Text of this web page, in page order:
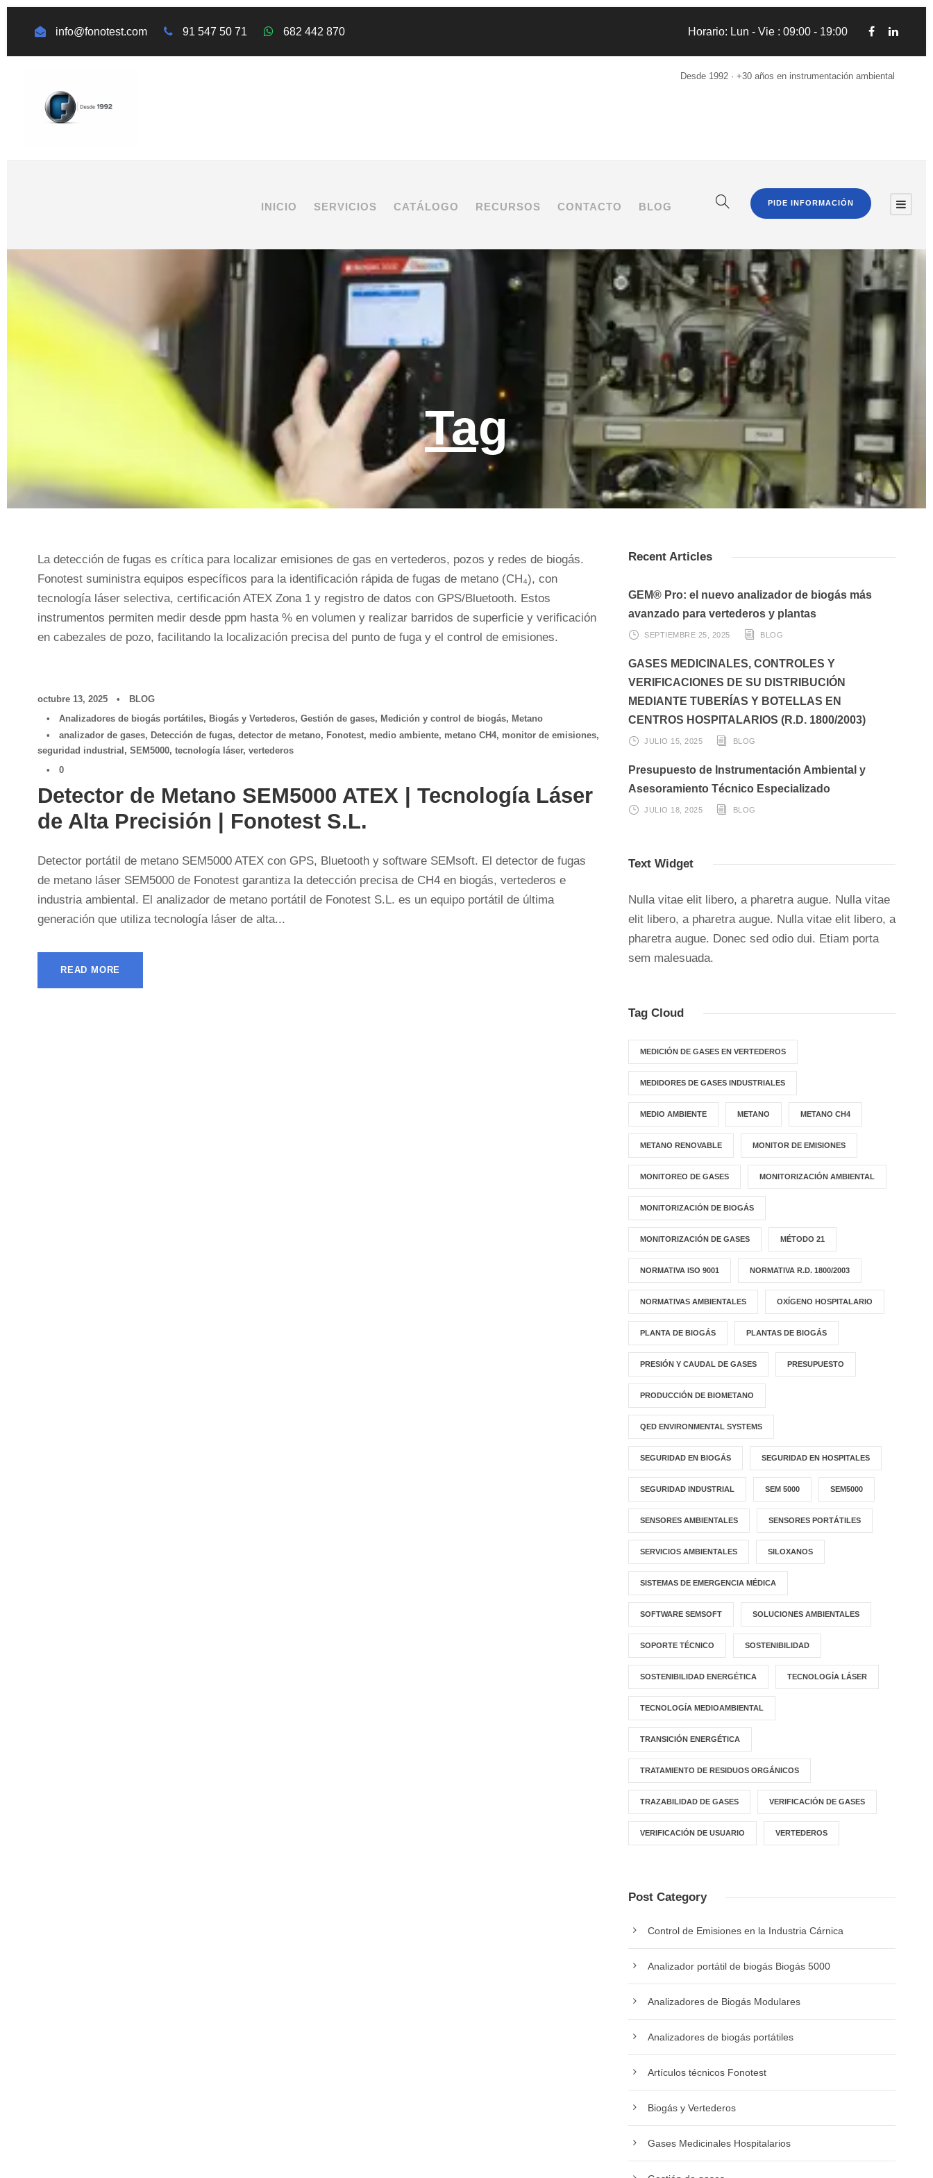
info@fonotest.com 91 547 50 71 682 442 870 Horario: Lun - Vie : 09:00 - 19:00
Desde 1992 · +30 años en instrumentación ambiental
INICIO SERVICIOS CATÁLOGO RECURSOS CONTACTO BLOG PIDE INFORMACIÓN
Tag
La detección de fugas es crítica para localizar emisiones de gas en vertederos, pozos y redes de biogás.
Fonotest suministra equipos específicos para la identificación rápida de fugas de metano (CH₄), con
tecnología láser selectiva, certificación ATEX Zona 1 y registro de datos con GPS/Bluetooth. Estos
instrumentos permiten medir desde ppm hasta % en volumen y realizar barridos de superficie y verificación
en cabezales de pozo, facilitando la localización precisa del punto de fuga y el control de emisiones.
octubre 13, 2025 •
BLOG
•
Analizadores de biogás portátiles, Biogás y Vertederos, Gestión de gases, Medición y control de biogás, Metano
•
analizador de gases, Detección de fugas, detector de metano, Fonotest, medio ambiente, metano CH4, monitor de emisiones,
seguridad industrial , SEM5000, tecnología láser, vertederos
•
0
Detector de Metano SEM5000 ATEX | Tecnología Láser
de Alta Precisión | Fonotest S.L.
Detector portátil de metano SEM5000 ATEX con GPS, Bluetooth y software SEMsoft. El detector de fugas
de metano láser SEM5000 de Fonotest garantiza la detección precisa de CH4 en biogás, vertederos e
industria ambiental. El analizador de metano portátil de Fonotest S.L. es un equipo portátil de última
generación que utiliza tecnología láser de alta...
READ MORE
Recent Articles
GEM® Pro: el nuevo analizador de biogás más
avanzado para vertederos y plantas
SEPTIEMBRE 25, 2025 BLOG
GASES MEDICINALES, CONTROLES Y
VERIFICACIONES DE SU DISTRIBUCIÓN
MEDIANTE TUBERÍAS Y BOTELLAS EN
CENTROS HOSPITALARIOS (R.D. 1800/2003)
JULIO 15, 2025 BLOG
Presupuesto de Instrumentación Ambiental y
Asesoramiento Técnico Especializado
JULIO 18, 2025 BLOG
Text Widget
Nulla vitae elit libero, a pharetra augue. Nulla vitae
elit libero, a pharetra augue. Nulla vitae elit libero, a
pharetra augue. Donec sed odio dui. Etiam porta
sem malesuada.
Tag Cloud
MEDICIÓN DE GASES EN VERTEDEROS
MEDIDORES DE GASES INDUSTRIALES
MEDIO AMBIENTE METANO METANO CH4
METANO RENOVABLE MONITOR DE EMISIONES
MONITOREO DE GASES MONITORIZACIÓN AMBIENTAL
MONITORIZACIÓN DE BIOGÁS
MONITORIZACIÓN DE GASES MÉTODO 21
NORMATIVA ISO 9001 NORMATIVA R.D. 1800/2003
NORMATIVAS AMBIENTALES OXÍGENO HOSPITALARIO
PLANTA DE BIOGÁS PLANTAS DE BIOGÁS
PRESIÓN Y CAUDAL DE GASES PRESUPUESTO
PRODUCCIÓN DE BIOMETANO
QED ENVIRONMENTAL SYSTEMS
SEGURIDAD EN BIOGÁS SEGURIDAD EN HOSPITALES
SEGURIDAD INDUSTRIAL SEM 5000 SEM5000
SENSORES AMBIENTALES SENSORES PORTÁTILES
SERVICIOS AMBIENTALES SILOXANOS
SISTEMAS DE EMERGENCIA MÉDICA
SOFTWARE SEMSOFT SOLUCIONES AMBIENTALES
SOPORTE TÉCNICO SOSTENIBILIDAD
SOSTENIBILIDAD ENERGÉTICA TECNOLOGÍA LÁSER
TECNOLOGÍA MEDIOAMBIENTAL
TRANSICIÓN ENERGÉTICA
TRATAMIENTO DE RESIDUOS ORGÁNICOS
TRAZABILIDAD DE GASES VERIFICACIÓN DE GASES
VERIFICACIÓN DE USUARIO VERTEDEROS
Post Category
Control de Emisiones en la Industria Cárnica
Analizador portátil de biogás Biogás 5000
Analizadores de Biogás Modulares
Analizadores de biogás portátiles
Artículos técnicos Fonotest
Biogás y Vertederos
Gases Medicinales Hospitalarios